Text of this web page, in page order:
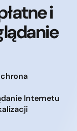
i
Internetu